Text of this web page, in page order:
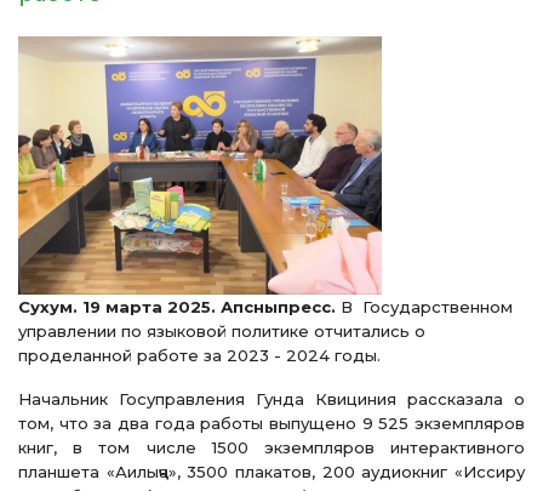
Сухум. 19 марта 2025. Апсныпресс. В Государственном
управлении по языковой политике отчитались о
проделанной работе за 2023 - 2024 годы.
Начальник Госуправления Гунда Квициния рассказала о
том, что за два года работы выпущено 9 525 экземпляров
книг, в том числе 1500 экземпляров интерактивного
планшета «Аилыҷҷа», 3500 плакатов, 200 аудиокниг «Иссиру